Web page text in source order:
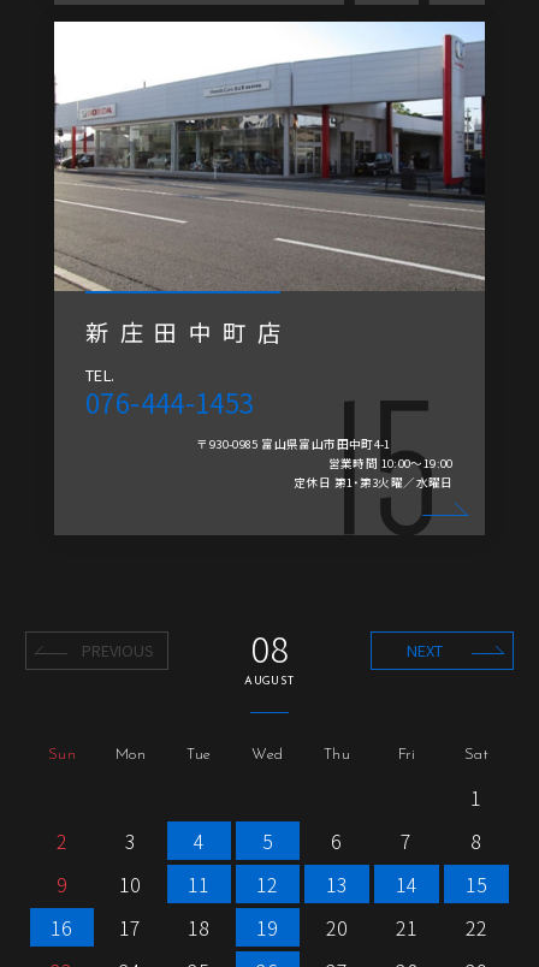
新庄田中町店
TEL.
076-444-1453
〒930-0985 富山県富山市田中町4-1
営業時間 10:00～19:00
定休日 第1・第3火曜／水曜日
PREVIOUS NEXT
08
AUGUST
Sun Mon Tue Wed Thu Fri Sat
1
2
3 4 5 6 7
8
9
10 11 12 13 14
15
16
17 18 19 20 21
22